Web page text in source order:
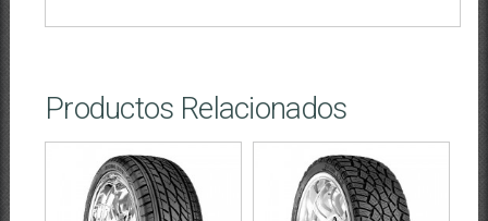
Productos Relacionados